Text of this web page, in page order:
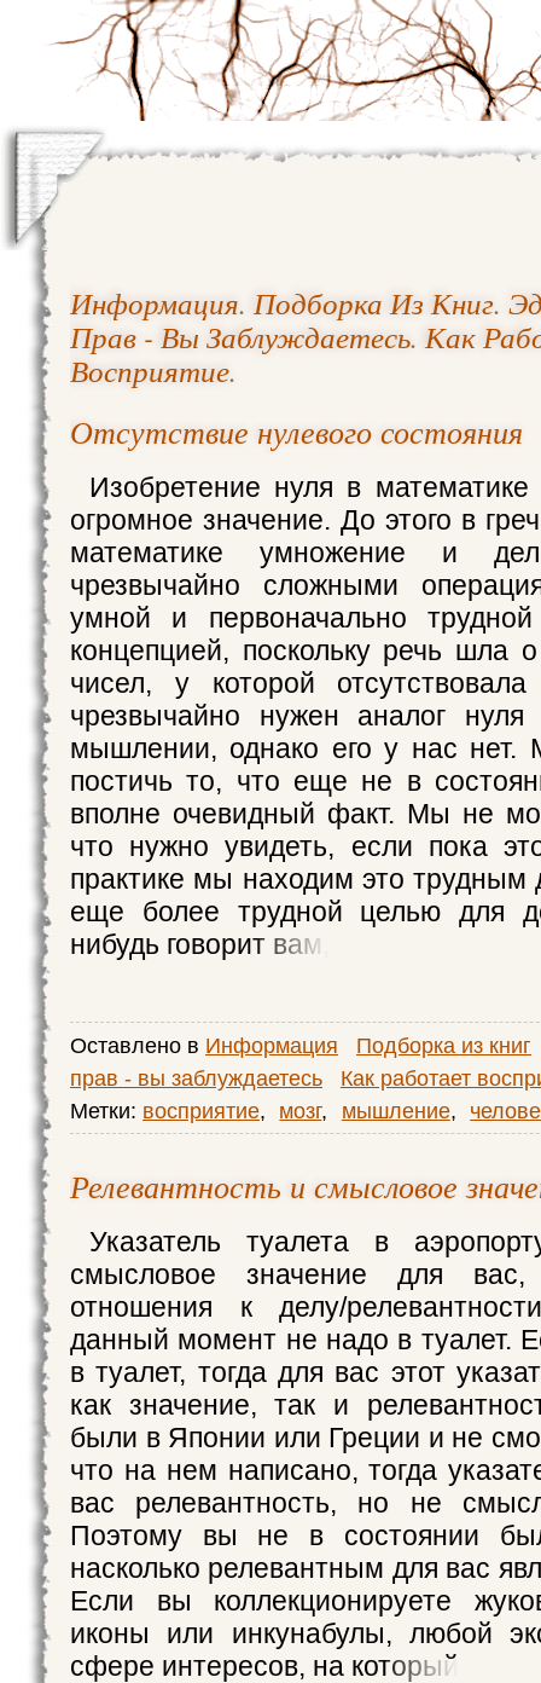
Информация.Подборка Из Книг.
Прав - Вы Заблуждаетесь.Как
Восприятие.
Отсутствие нулевого состояния
Изобретение нуля в
огромное значение. До этого в
математике умножение и
чрезвычайно сложными
умной и первоначально
концепцией, поскольку речь шла
чисел, у которой
чрезвычайно нужен аналог нуля
мышлении, однако его у нас
постичь то, что еще не в
вполне очевидный факт. Мы не
что нужно увидеть, если пока
практике мы находим это трудным
еще более трудной целью для
нибудь говорит вам,
Оставлено в Информация
Подборка из книг
прав - вы заблуждаетесь
Как работает
Метки: восприятие, мозг, мышление,
Релевантность и смысловое
Указатель туалета в
смысловое значение для
отношения к делу/
данный момент не надо в туалет.
в туалет, тогда для вас этот
как значение, так и
были в Японии или Греции и не
что на нем написано, тогда
вас релевантность, но не
Поэтому вы не в состоянии
насколько релевантным для вас
Если вы коллекционируете
иконы или инкунабулы, любой
сфере интересов, на который